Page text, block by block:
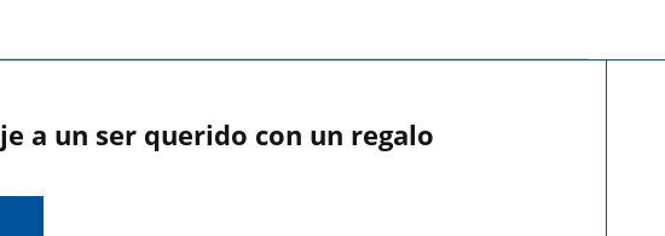
a un ser querido con un regalo